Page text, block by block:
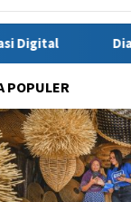
Anggota
POPULER